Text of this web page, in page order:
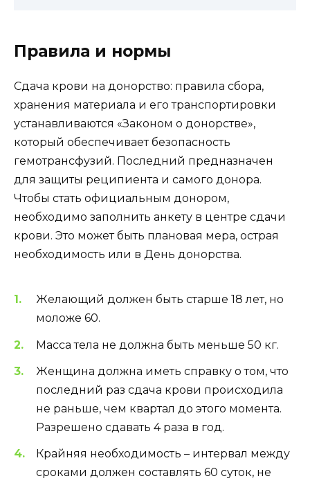
Правила и нормы
Сдача крови на донорство: правила сбора,
хранения материала и его транспортировки
устанавливаются «Законом о донорстве»,
который обеспечивает безопасность
гемотрансфузий. Последний предназначен
для защиты реципиента и самого донора.
Чтобы стать официальным донором,
необходимо заполнить анкету в центре сдачи
крови. Это может быть плановая мера, острая
необходимость или в День донорства.
Желающий должен быть старше 18 лет, но
моложе 60.
Масса тела не должна быть меньше 50 кг.
Женщина должна иметь справку о том, что
последний раз сдача крови происходила
не раньше, чем квартал до этого момента.
Разрешено сдавать 4 раза в год.
Крайняя необходимость – интервал между
сроками должен составлять 60 суток, не